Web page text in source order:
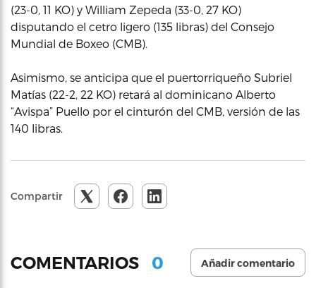
(23-0, 11 KO) y William Zepeda (33-0, 27 KO)
disputando el cetro ligero (135 libras) del Consejo
Mundial de Boxeo (CMB).
Asimismo, se anticipa que el puertorriqueño Subriel
Matías (22-2, 22 KO) retará al dominicano Alberto
“Avispa” Puello por el cinturón del CMB, versión de las
140 libras.
Compartir
COMENTARIOS 0 Añadir comentario